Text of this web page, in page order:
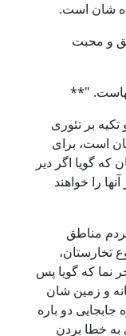
شان است.
و محبت
"**
بر تئوری
است، برای
گویا اگر دیر
را خواهند
مردم مناطق
تخارستان،
نما که گویا پس
و زمین شان
جابجایی دو باره
به خطا بردن